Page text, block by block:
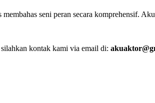
seni peran secara komprehensif.
kontak kami via email di: